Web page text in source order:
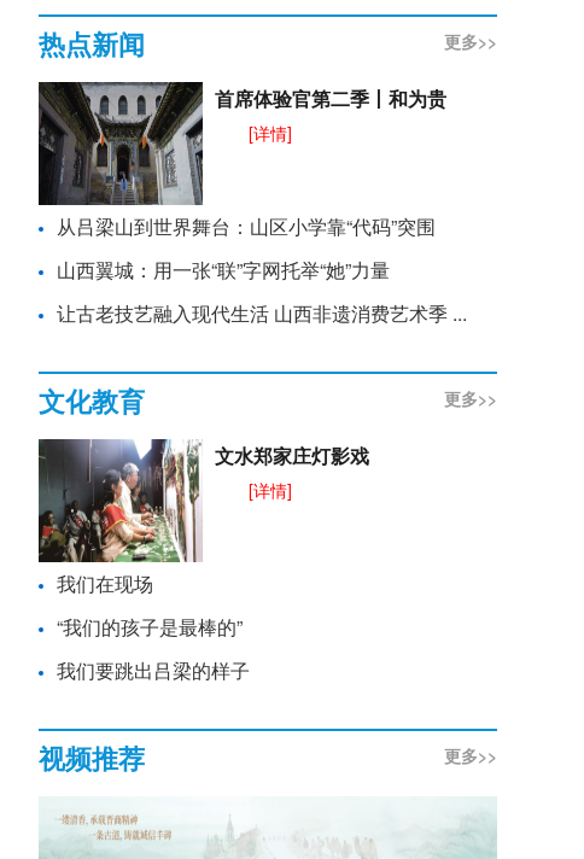
热点新闻 更多>>
首席体验官第二季丨和为贵
[详情]
从吕梁山到世界舞台：山区小学靠“代码”突围
山西翼城：用一张“联”字网托举“她”力量
让古老技艺融入现代生活 山西非遗消费艺术季 ...
文化教育 更多>>
文水郑家庄灯影戏
[详情]
我们在现场
“我们的孩子是最棒的”
我们要跳出吕梁的样子
视频推荐 更多>>